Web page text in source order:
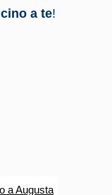
a te!
a Augusta